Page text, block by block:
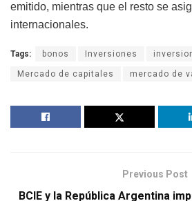
emitido, mientras que el resto se
internacionales.
Tags: bonos Inversiones
Mercado de capitales mercado de
Previous Post
BCIE y la República Argentina